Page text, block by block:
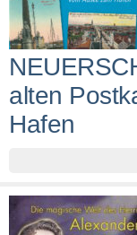
alten
Hafen